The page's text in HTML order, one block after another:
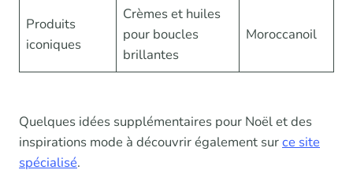
Produits
iconiques
Crèmes et huiles
pour boucles
brillantes
Moroccanoil
Quelques idées supplémentaires pour Noël et des
inspirations mode à découvrir également surce site
spécialisé.